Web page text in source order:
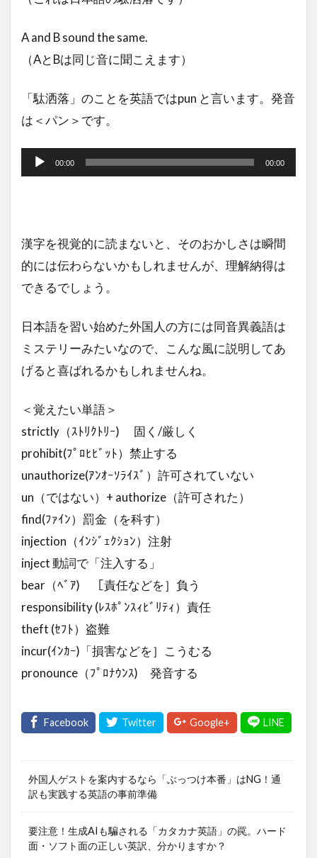
A and B sound the same.
（AとBは同じ音に聞こえます）
「駄洒落」のことを英語ではpun と言います。発音
は＜パン＞です。
ヤ
ー
00:00 00:00
漢字を視覚的に読まないと、そのおかしさは瞬間
的には伝わらないかもしれませんが、理解納得は
できるでしょう。
日本語を習い始めた外国人の方には同音異義語は
ミステリーみたいなので、こんな風に説明してあ
げると喜ばれるかもしれませんね。
＜覚えたい単語＞
strictly（ｽﾄﾘｸﾄﾘｰ) 固く/厳しく
prohibit(ﾌﾟﾛﾋﾋﾞｯﾄ）禁止する
unauthorize(ｱﾝｵｰｿﾗｲｽﾞ）許可されていない
un（ではない）+ authorize（許可された）
find(ﾌｧｲﾝ）罰金（を科す）
injection（ｲﾝｼﾞｪｸｼｮﾝ）注射
inject 動詞で「注入する」
bear（ﾍﾞｱ) ［責任などを］負う
responsibility (ﾚｽﾎﾟﾝｽｨﾋﾞﾘﾃｨ）責任
theft (ｾﾌﾄ）盗難
incur(ｲﾝｶｰ)「損害などを］こうむる
pronounce（ﾌﾟﾛﾅｳﾝｽ) 発音する
外国人ゲストを案内するなら「ぶっつけ本番」はNG！通
訳も実践する英語の事前準備
要注意！生成AIも騙される「カタカナ英語」の罠。ハード
面・ソフト面の正しい英訳、分かりますか？